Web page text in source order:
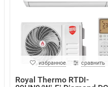
избранное сравнить
Royal Thermo RTDI-